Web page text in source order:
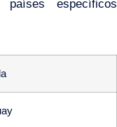
específicos